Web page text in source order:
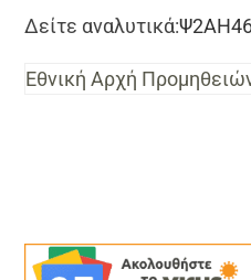
Δείτε αναλυτικά:
Εθνική Αρχή